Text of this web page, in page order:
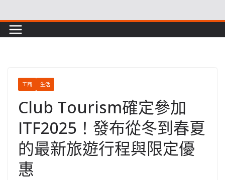
to
content
工商 生活
Club Tourism確定參加
ITF2025！發布從冬到春夏
的最新旅遊行程與限定優
惠